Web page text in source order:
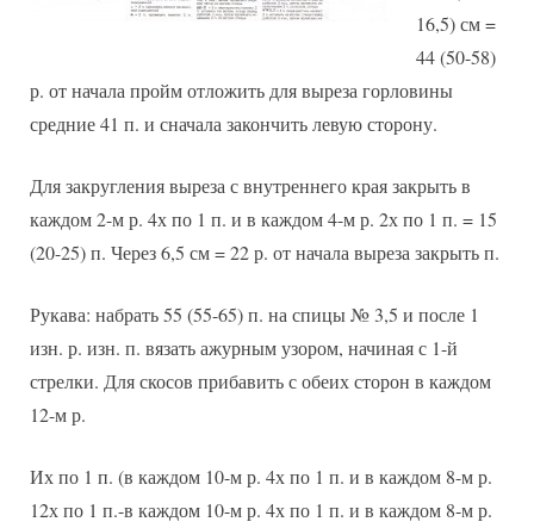
16,5) см =
44 (50-58)
р. от начала пройм отложить для выреза горловины
средние 41 п. и сначала закончить левую сторону.
Для закругления выреза с внутреннего края закрыть в
каждом 2-м р. 4х по 1 п. и в каждом 4-м р. 2х по 1 п. = 15
(20-25) п. Через 6,5 см = 22 р. от начала выреза закрыть п.
Рукава: набрать 55 (55-65) п. на спицы № 3,5 и после 1
изн. р. изн. п. вязать ажурным узором, начиная с 1-й
стрелки. Для скосов прибавить с обеих сторон в каждом
12-м р.
Их по 1 п. (в каждом 10-м р. 4х по 1 п. и в каждом 8-м р.
12х по 1 п.-в каждом 10-м р. 4х по 1 п. и в каждом 8-м р.